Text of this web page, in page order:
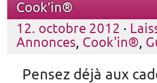
Cook’in®
12. octobre 2012 ·
Annonces, Cook'in®,
Pensez déjà aux